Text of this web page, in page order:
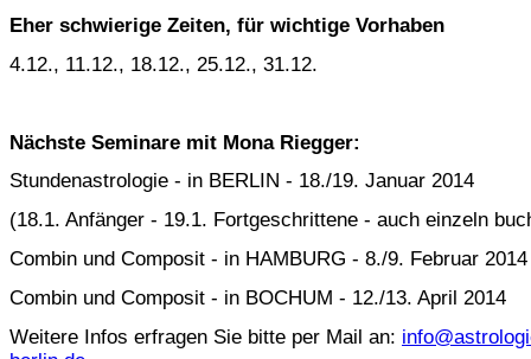
Eher schwierige Zeiten, für wichtige Vorhaben
4.12., 11.12., 18.12., 25.12., 31.12.
Nächste Seminare mit Mona Riegger:
Stundenastrologie - in BERLIN - 18./19. Januar 2014
(18.1. Anfänger - 19.1. Fortgeschrittene - auch einzeln
Combin und Composit - in HAMBURG - 8./9. Februar 2014
Combin und Composit - in BOCHUM - 12./13. April 2014
Weitere Infos erfragen Sie bitte per Mail an: